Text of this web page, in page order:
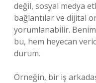
değil, sosyal medya
bağlantılar ve dijital
yorumlanabilir.
bu, hem heyecan
durum.
Örneğin, bir iş